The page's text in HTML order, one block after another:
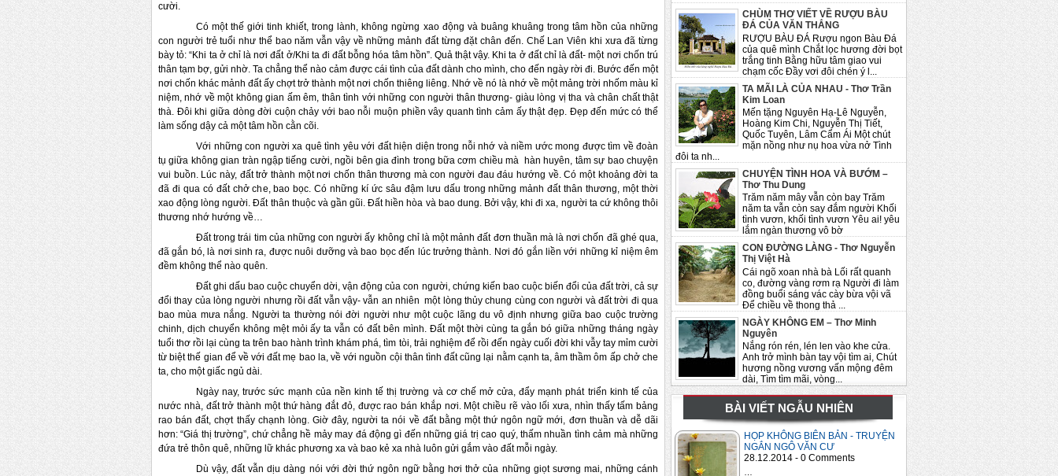
CHÙM THƠ VIẾT VỀ RƯỢU BÀU
ĐÁ CỦA VĂN THẮNG
RƯỢU BÀU ĐÁ Rượu ngon Bàu Đá
của quê mình Chắt lọc hương đời bọt
trắng tinh Bằng hữu tâm giao vui
chạm cốc Đầy vơi đôi chén ý l...
TA MÃI LÀ CỦA NHAU - Thơ Trần
Kim Loan
Mến tặng Nguyên Hạ-Lê Nguyễn,
Hoàng Kim Chi, Nguyễn Thị Tiết,
Quốc Tuyên, Lâm Cẩm Ái Một chút
mặn nồng như nụ hoa vừa nở Tình
đôi ta nh...
CHUYỆN TÌNH HOA VÀ BƯỚM –
Thơ Thu Dung
Trăm năm mây vẫn còn bay Trăm
năm ta vẫn còn say đắm người Khối
tình vươn, khối tình vươn Yêu ai! yêu
lắm ngàn thương vô bờ
CON ĐƯỜNG LÀNG - Thơ Nguyễn
Thị Việt Hà
Cái ngõ xoan nhà bà Lối rất quanh
co, đường vàng rơm rạ Người đi làm
đồng buổi sáng vác cày bừa vội vã
Để chiều về thong thả ...
NGÀY KHÔNG EM – Thơ Minh
Nguyên
Nắng rón rén, lén len vào khe cửa.
Anh trở mình bàn tay vội tìm ai, Chút
hương nồng vương vấn mộng đêm
dài, Tìm tìm mãi, vòng...
BÀI VIẾT NGẪU NHIÊN
HỌP KHÔNG BIÊN BẢN - TRUYỆN
NGẮN NGÔ VĂN CƯ
28.12.2014 - 0 Comments
cười.
Có một thế giới tinh khiết, trong lành, không ngừng xao động và buâng khuâng trong tâm hồn của những
con người trẻ tuổi như thể bao năm vẫn vậy về những mảnh đất từng đặt chân đến. Chế Lan Viên khi xưa đã từng
bày tỏ: “Khi ta ở chỉ là nơi đất ở/Khi ta đi đất bỗng hóa tâm hồn”. Quả thật vậy. Khi ta ở đất chỉ là đất- một nơi chốn trú
thân tạm bợ, gửi nhờ. Ta chẳng thể nào cảm được cái tình của đất dành cho mình, cho đến ngày rời đi. Bước đến một
nơi chốn khác mảnh đất ấy chợt trở thành một nơi chốn thiêng liêng. Nhớ về nó là nhớ về một mảng trời nhốm màu kỉ
niệm, nhớ về một không gian ấm êm, thân tình với những con người thân thương- giàu lòng vị tha và chân chất thật
thà. Đôi khi giữa dòng đời cuộn chảy với bao nỗi muộn phiền vây quanh tình cảm ấy thật đẹp. Đẹp đến mức có thể
làm sống dậy cả một tâm hồn cằn cõi.
Với những con người xa quê tình yêu với đất hiện diện trong nỗi nhớ và niềm ước mong được tìm về đoàn
tụ giữa không gian tràn ngập tiếng cười, ngồi bên gia đình trong bữa cơm chiều mà hàn huyên, tâm sự bao chuyện
vui buồn. Lúc này, đất trở thành một nơi chốn thân thương mà con người đau đáu hướng về. Có một khoảng đời ta
đã đi qua có đất chở che, bao bọc. Có những kí ức sâu đậm lưu dấu trong những mảnh đất thân thương, một thời
xao động lòng người. Đất thân thuộc và gần gũi. Đất hiền hòa và bao dung. Bởi vậy, khi đi xa, người ta cứ không thôi
thương nhớ hướng về…
Đất trong trái tim của những con người ấy không chỉ là một mảnh đất đơn thuần mà là nơi chốn đã ghé qua,
đã gắn bó, là nơi sinh ra, được nuôi dưỡng và bao bọc đến lúc trưởng thành. Nơi đó gắn liền với những kỉ niệm êm
đềm không thể nào quên.
Đất ghi dấu bao cuộc chuyển dời, vận động của con người, chứng kiến bao cuộc biến đổi của đất trời, cả sự
đổi thay của lòng người nhưng rồi đất vẫn vậy- vẫn an nhiên một lòng thủy chung cùng con người và đất trời đi qua
bao mùa mưa nắng. Người ta thường nói đời người như một cuộc lãng du vô định nhưng giữa bao cuộc trường
chinh, dịch chuyển không mệt mỏi ấy ta vẫn có đất bên mình. Đất một thời cùng ta gắn bó giữa những tháng ngày
tuổi thơ rồi lại cùng ta trên bao hành trình khám phá, tìm tòi, trải nghiệm để rồi đến ngày cuối đời khi vẫy tay mỉm cười
từ biệt thế gian để về với đất mẹ bao la, về với nguồn cội thân tình đất cũng lại nằm cạnh ta, âm thầm ôm ấp chở che
ta, cho một giấc ngủ dài.
Ngày nay, trước sức mạnh của nền kinh tế thị trường và cơ chế mở cửa, đẩy mạnh phát triển kinh tế của
nước nhà, đất trở thành một thứ hàng đắt đỏ, được rao bán khắp nơi. Một chiều rẽ vào lối xưa, nhìn thấy tấm bảng
rao bán đất, chợt thấy chạnh lòng. Giờ đây, người ta nói về đất bằng một thứ ngôn ngữ mới, đơn thuần và dễ dãi
hơn: “Giá thị trường”, chứ chẳng hề mảy may đá động gì đến những giá trị cao quý, thấm nhuần tình cảm mà những
đứa trẻ thôn quê, những lữ khác phương xa và bao kẻ xa nhà luôn gửi gắm vào đất mỗi ngày.
Dù vậy, đất vẫn dịu dàng nói với đời thứ ngôn ngữ bằng hơi thở của những giọt sương mai, những cánh